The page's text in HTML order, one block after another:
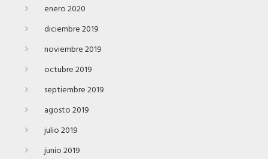
enero 2020
diciembre 2019
noviembre 2019
octubre 2019
septiembre 2019
agosto 2019
julio 2019
junio 2019